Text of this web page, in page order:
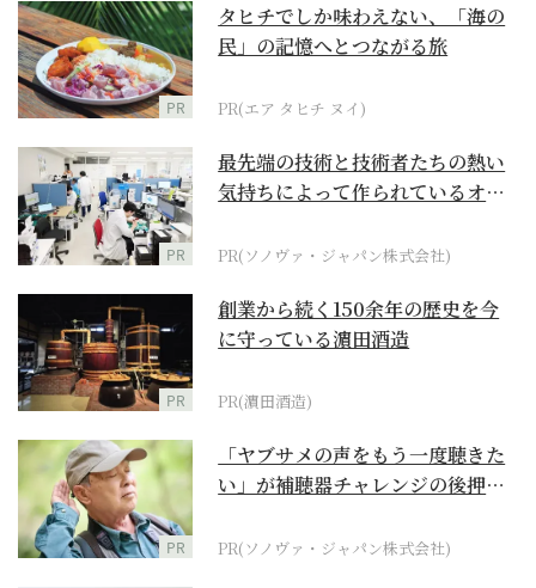
PR
タヒチでしか味わえない、「海の
民」の記憶へとつながる旅
PR(エア タヒチ ヌイ)
PR
最先端の技術と技術者たちの熱い
気持ちによって作られているオー
PR(ソノヴァ・ジャパン株式会社)
PR
創業から続く150余年の歴史を今
に守っている濵田酒造
PR(濵田酒造)
PR
「ヤブサメの声をもう一度聴きた
い」が補聴器チャレンジの後押し
PR(ソノヴァ・ジャパン株式会社)